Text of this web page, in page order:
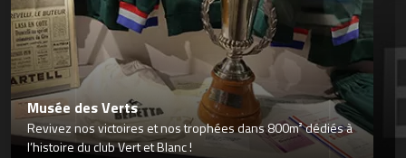
Musée des Verts
Revivez nos victoires et nos trophées dans 800m² dédiés à
l’histoire du club Vert et Blanc !